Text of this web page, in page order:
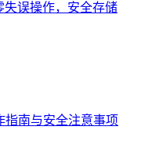
失误操作，安全存储
指南与安全注意事项